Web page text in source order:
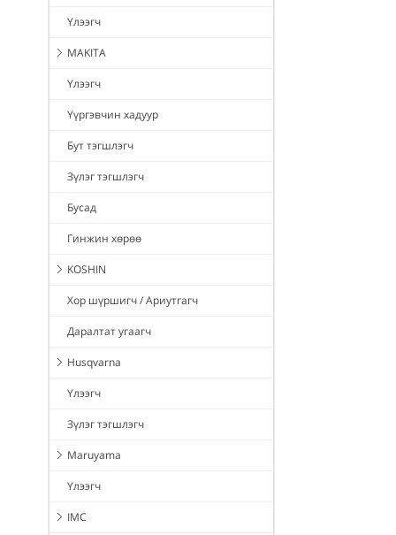
Үлээгч
MAKITA
Үлээгч
Үүргэвчин хадуур
Бут тэгшлэгч
Зүлэг тэгшлэгч
Бусад
Гинжин хөрөө
KOSHIN
Хор шүршигч / Ариутгагч
Даралтат угаагч
Husqvarna
Үлээгч
Зүлэг тэгшлэгч
Maruyama
Үлээгч
IMC